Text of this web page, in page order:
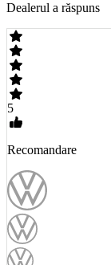
Dealerul a răspuns
5
Recomandare